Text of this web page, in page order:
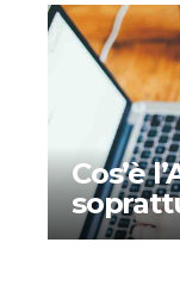
Cos’è
una